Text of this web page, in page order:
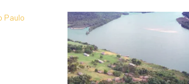
Paulo